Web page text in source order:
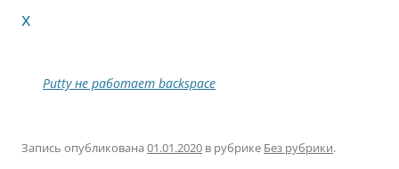
x
Putty не работает backspace
Запись опубликована 01.01.2020 в рубрике Без рубрики.